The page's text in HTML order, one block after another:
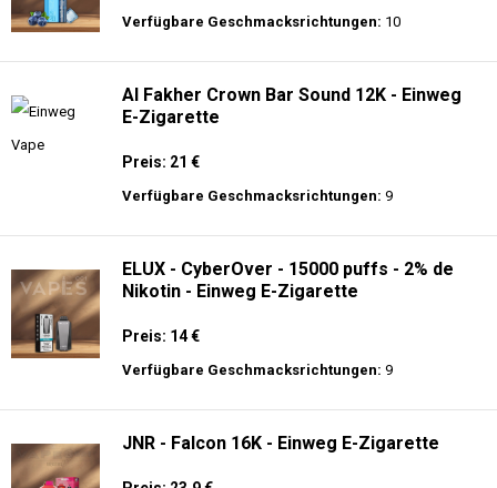
Verfügbare Geschmacksrichtungen: 10
Al Fakher Crown Bar Sound 12K - Einweg
E-Zigarette
Preis: 21 €
Verfügbare Geschmacksrichtungen: 9
ELUX - CyberOver - 15000 puffs - 2% de
Nikotin - Einweg E-Zigarette
Preis: 14 €
Verfügbare Geschmacksrichtungen: 9
JNR - Falcon 16K - Einweg E-Zigarette